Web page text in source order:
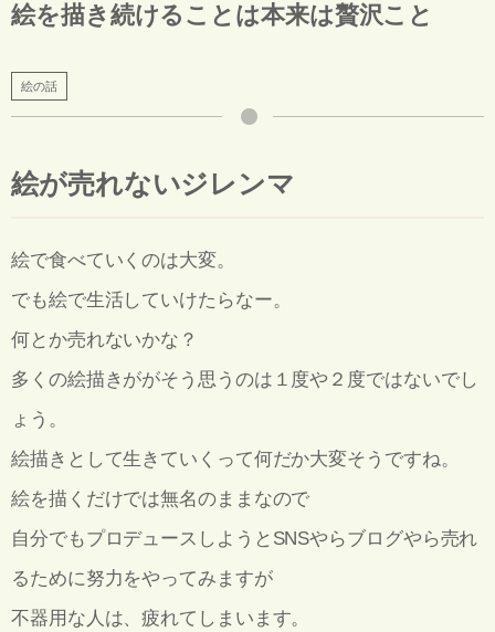
絵を描き続けることは本来は贅沢こと
絵の話
絵が売れないジレンマ
絵で食べていくのは大変。
でも絵で生活していけたらなー。
何とか売れないかな？
多くの絵描きががそう思うのは１度や２度ではないでし
ょう。
絵描きとして生きていくって何だか大変そうですね。
絵を描くだけでは無名のままなので
自分でもプロデュースしようとSNSやらブログやら売れ
るために努力をやってみますが
不器用な人は、疲れてしまいます。